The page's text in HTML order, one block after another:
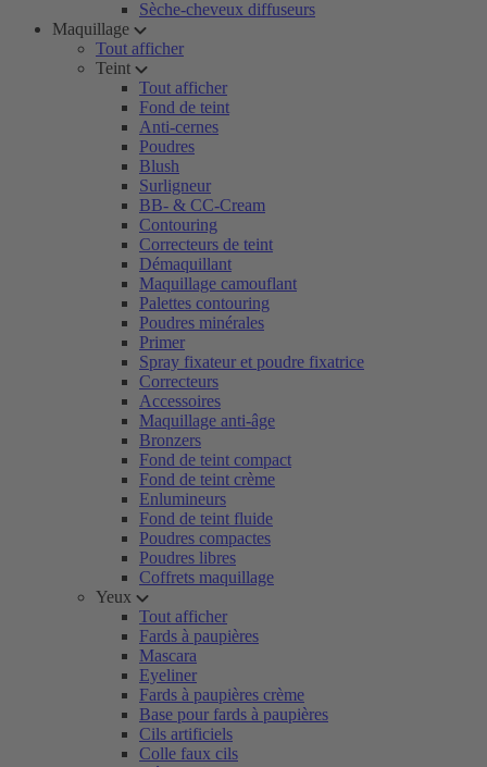
Sèche-cheveux diffuseurs
Maquillage
Tout afficher
Teint
Tout afficher
Fond de teint
Anti-cernes
Poudres
Blush
Surligneur
BB- & CC-Cream
Contouring
Correcteurs de teint
Démaquillant
Maquillage camouflant
Palettes contouring
Poudres minérales
Primer
Spray fixateur et poudre fixatrice
Correcteurs
Accessoires
Maquillage anti-âge
Bronzers
Fond de teint compact
Fond de teint crème
Enlumineurs
Fond de teint fluide
Poudres compactes
Poudres libres
Coffrets maquillage
Yeux
Tout afficher
Fards à paupières
Mascara
Eyeliner
Fards à paupières crème
Base pour fards à paupières
Cils artificiels
Colle faux cils